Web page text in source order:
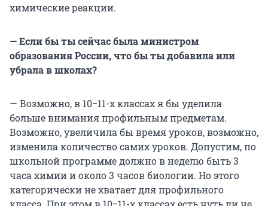
химические реакции.
— Если бы ты сейчас была министром
образования России, что бы ты добавила или
убрала в школах?
— Возможно, в 10−11-х классах я бы уделила
больше внимания профильным предметам.
Возможно, увеличила бы время уроков, возможно,
изменила количество самих уроков. Допустим, по
школьной программе должно в неделю быть 3
часа химии и около 3 часов биологии. Но этого
категорически не хватает для профильного